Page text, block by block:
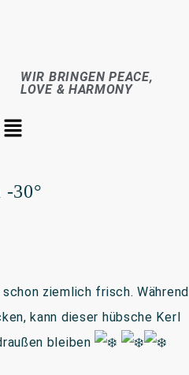
WIR BRINGEN PEACE,
LOVE & HARMONY
-30°
ziemlich frisch. Während
kann dieser hübsche Kerl
bleiben